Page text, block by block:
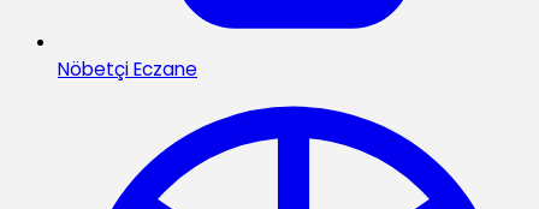
Nöbetçi Eczane